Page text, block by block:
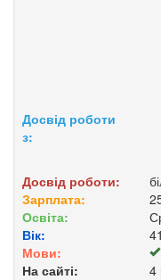
Досвід роботи
з:
Досвід роботи:
Зарплата:
Освіта:
Вік:
Мови:
На сайті: 4